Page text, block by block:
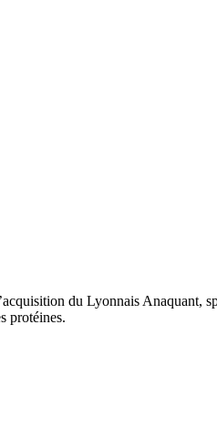
du Lyonnais Anaquant,
protéines.